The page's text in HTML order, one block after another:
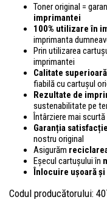
Toner original =
imprimantei
100% utilizare în
imprimanta
Prin utilizarea
imprimantei
Calitate
fiabilă cu cartușul
Rezultate de
sustenabilitate pe
Întârziere mai
Garanția
nostru original
Asigurăm
Eșecul cartușului în
Înlocuire ușoară și
Codul producătorului: